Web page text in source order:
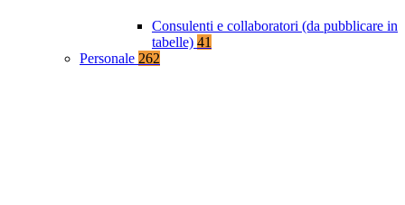
Consulenti e collaboratori (da pubblicare in
tabelle) 41
Personale 262